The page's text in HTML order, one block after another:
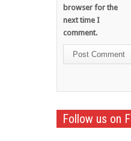
browser for the
next time I
comment.
Follow us on